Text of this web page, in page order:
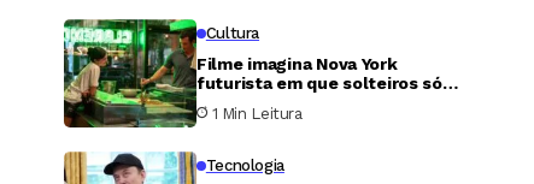
Cultura
Filme imagina Nova York
futurista em que solteiros só
podem transar uma única noite
por ano
1 Min Leitura
Tecnologia